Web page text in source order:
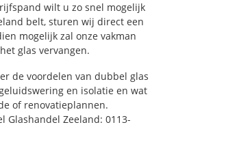
wilt u zo snel mogelijk
belt, sturen wij direct een
mogelijk zal onze vakman
glas vervangen.
de voordelen van dubbel glas
en isolatie en wat
of renovatieplannen.
Glashandel Zeeland: 0113-